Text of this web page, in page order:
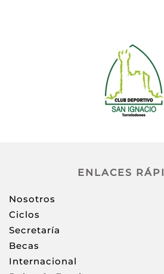
ENLACES
Nosotros
Ciclos
Secretaría
Becas
Internacional